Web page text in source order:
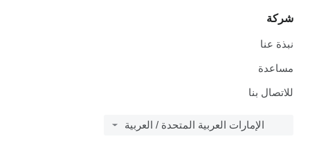
شركة
نبذة عنا
مساعدة
للاتصال بنا
الإمارات العربية المتحدة / العربية